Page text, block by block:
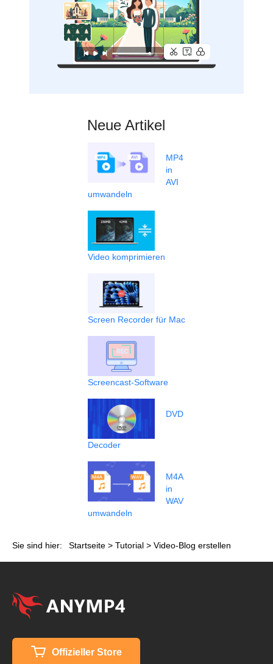
Neue Artikel
MP4
in
AVI
umwandeln
Video komprimieren
Screen Recorder für Mac
Screencast-Software
DVD
Decoder
M4A
in
WAV
umwandeln
Sie sind hier: Startseite > Tutorial > Video-Blog erstellen
Offizieller Store